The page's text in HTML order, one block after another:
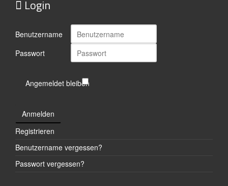
Login
Benutzername
Passwort
Angemeldet bleiben
Anmelden
Registrieren
Benutzername vergessen?
Passwort vergessen?